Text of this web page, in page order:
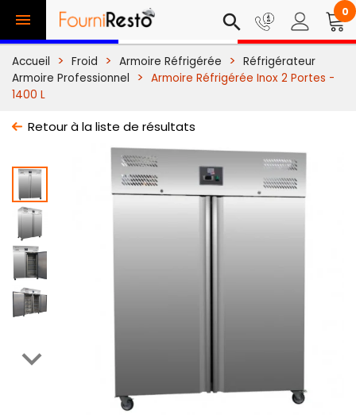
 search 0
Accueil Froid Armoire Réfrigérée
Réfrigérateur
Armoire Professionnel
Armoire Réfrigérée Inox 2 Portes -
1400 L
Retour à la liste de résultats
